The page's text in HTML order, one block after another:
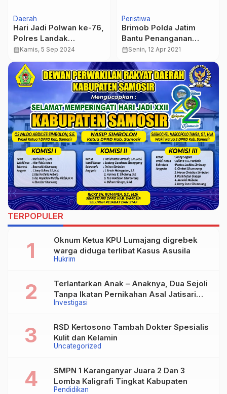
Daerah
Hari Jadi Polwan ke-76,
Polres Landak
Melaksanakan
Syukuran dan Berbagi
Kebahagiaan Bersama
Para Santri
calendar_monthKamis, 5 Sep 2024
Peristiwa
Brimob Polda Jatim
Bantu Penanganan
Gempa Bumi Di
Lumajang
calendar_monthSenin, 12 Apr 2021
TERPOPULER
Hukrim
Oknum Ketua KPU Lumajang digrebek
warga diduga terlibat Kasus Asusila
Investigasi
Terlantarkan Anak – Anaknya, Dua Sejoli
Tanpa Ikatan Pernikahan Asal Jatisari
Kecamatan Geger Madiun dan Maospati
Uncategorized
RSD Kertosono Tambah Dokter Spesialis
Kulit dan Kelamin
Pendidikan
SMPN 1 Karanganyar Juara 2 Dan 3
Lomba Kaligrafi Tingkat Kabupaten